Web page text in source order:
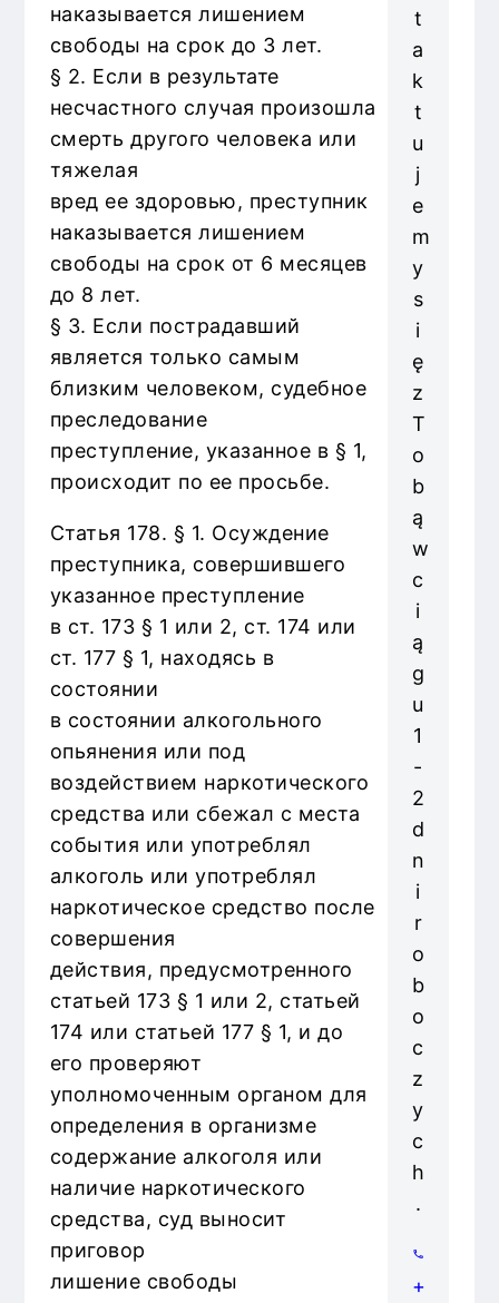
наказывается лишением
свободы на срок до 3 лет.
§ 2. Если в результате
несчастного случая произошла
смерть другого человека или
тяжелая
вред ее здоровью, преступник
наказывается лишением
свободы на срок от 6 месяцев
до 8 лет.
§ 3. Если пострадавший
является только самым
близким человеком, судебное
преследование
преступление, указанное в § 1,
происходит по ее просьбе.
Статья 178. § 1. Осуждение
преступника, совершившего
указанное преступление
в ст. 173 § 1 или 2, ст. 174 или
ст. 177 § 1, находясь в
состоянии
в состоянии алкогольного
опьянения или под
воздействием наркотического
средства или сбежал с места
события или употреблял
алкоголь или употреблял
наркотическое средство после
совершения
действия, предусмотренного
статьей 173 § 1 или 2, статьей
174 или статьей 177 § 1, и до
его проверяют
уполномоченным органом для
определения в организме
содержание алкоголя или
наличие наркотического
средства, суд выносит
приговор
лишение свободы
t
a
k
t
u
j
e
m
y
s
i
ę
z
T
o
b
ą
w
c
i
ą
g
u
1
-
2
d
n
i
r
o
b
o
c
z
y
c
h
.
+